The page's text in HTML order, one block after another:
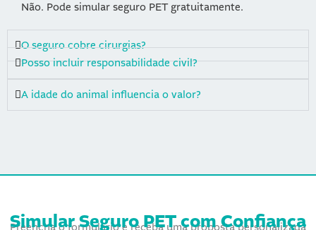
Não. Pode simular seguro PET gratuitamente.
O seguro cobre cirurgias?
Posso incluir responsabilidade civil?
A idade do animal influencia o valor?
Simular Seguro PETcom Confiança